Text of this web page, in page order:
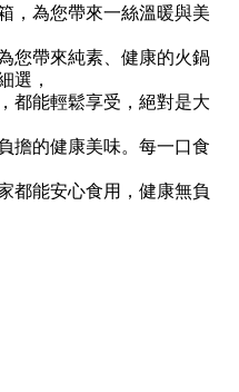
，為您帶來一絲溫暖與美
您帶來純素、健康的火鍋
選，
都能輕鬆享受，絕對是大
擔的健康美味。每一口食
都能安心食用，健康無負